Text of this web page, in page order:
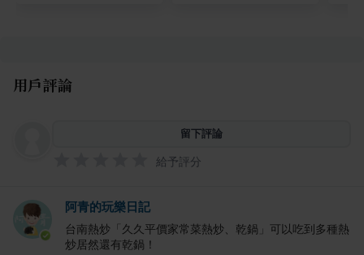
用戶評論
留下評論
給予評分
阿青的玩樂日記
台南熱炒「久久平價家常菜熱炒、乾鍋」可以吃到多種熱
炒居然還有乾鍋！